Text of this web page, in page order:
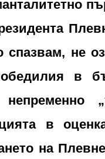
спазвам, не
в
в
на